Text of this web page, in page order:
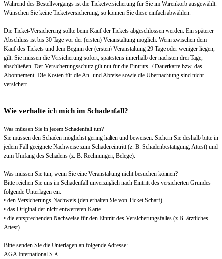
Während des Bestellvorgangs ist die Ticketversicherung für Sie im Warenkorb ausgewählt.
Wünschen Sie keine Ticketversicherung, so können Sie diese einfach abwählen.
Die Ticket-Versicherung sollte beim Kauf der Tickets abgeschlossen werden. Ein späterer
Abschluss ist bis 30 Tage vor der (ersten) Veranstaltung möglich. Wenn zwischen dem
Kauf des Tickets und dem Beginn der (ersten) Veranstaltung 29 Tage oder weniger liegen,
gilt: Sie müssen die Versicherung sofort, spätestens innerhalb der nächsten drei Tage,
abschließen. Der Versicherungsschutz gilt nur für die Eintritts- / Dauerkarte bzw. das
Abonnement. Die Kosten für die An- und Abreise sowie die Übernachtung sind nicht
versichert.
Wie verhalte ich mich im Schadenfall?
Was müssen Sie in jedem Schadenfall tun?
Sie müssen den Schaden möglichst gering halten und beweisen. Sichern Sie deshalb bitte in
jedem Fall geeignete Nachweise zum Schadeneintritt (z. B. Schadenbestätigung, Attest) und
zum Umfang des Schadens (z. B. Rechnungen, Belege).
Was müssen Sie tun, wenn Sie eine Veranstaltung nicht besuchen können?
Bitte reichen Sie uns im Schadenfall unverzüglich nach Eintritt des versicherten Grundes
folgende Unterlagen ein:
• den Versicherungs-Nachweis (den erhalten Sie von Ticket Scharf)
• das Original der nicht entwerteten Karte
• die entsprechenden Nachweise für den Eintritt des Versicherungsfalles (z.B. ärztliches
Attest)
Bitte senden Sie die Unterlagen an folgende Adresse:
AGA International S.A.